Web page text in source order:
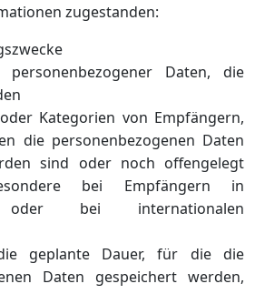
zugestanden:
Daten, die
Kategorien von Empfängern,
die personenbezogenen Daten
sind oder noch offengelegt
bei Empfängern in
oder bei internationalen
geplante Dauer, für die die
Daten gespeichert werden,